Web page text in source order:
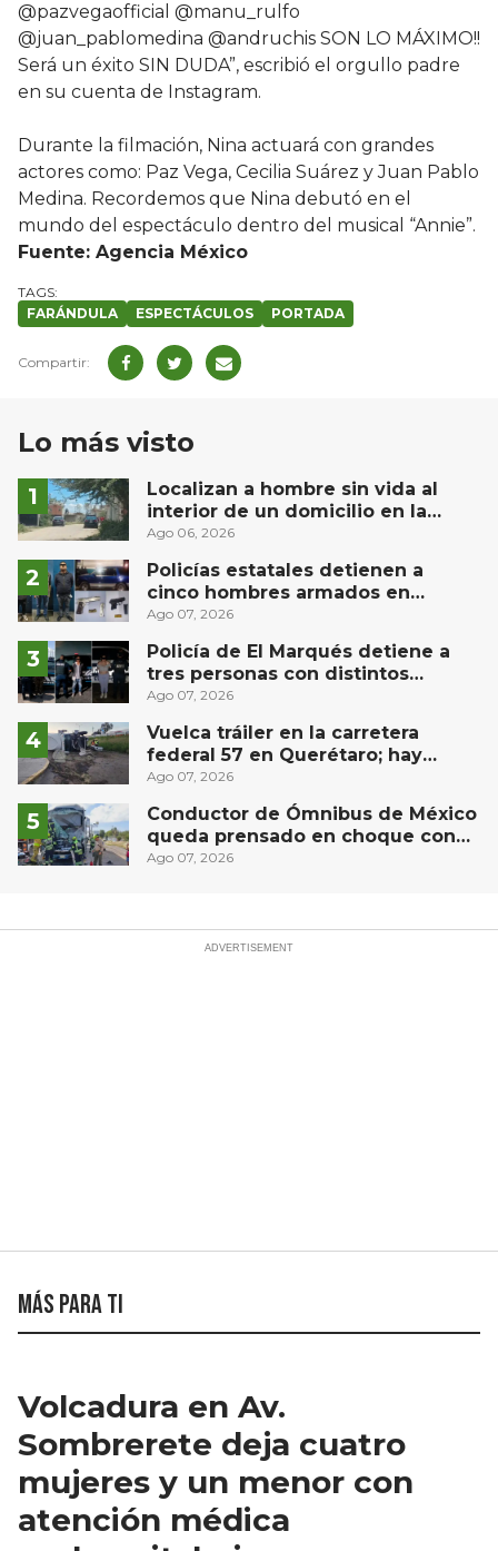
@pazvegaofficial @manu_rulfo
@juan_pablomedina @andruchis SON LO MÁXIMO!!
Será un éxito SIN DUDA”, escribió el orgullo padre
en su cuenta de Instagram.
Durante la filmación, Nina actuará con grandes
actores como: Paz Vega, Cecilia Suárez y Juan Pablo
Medina. Recordemos que Nina debutó en el
mundo del espectáculo dentro del musical “Annie”.
Fuente: Agencia México
FARÁNDULA ESPECTÁCULOS PORTADA
Lo más visto
Localizan a hombre sin vida al
interior de un domicilio en la
comunidad El Rodeo, San Juan del
Ago 06, 2026
Policías estatales detienen a
cinco hombres armados en
Puebla capital
Ago 07, 2026
Policía de El Marqués detiene a
tres personas con distintos
narcóticos
Ago 07, 2026
Vuelca tráiler en la carretera
federal 57 en Querétaro; hay
derrame de combustible
controlado, sin lesionados
Ago 07, 2026
Conductor de Ómnibus de México
queda prensado en choque con
materialista en San Juan del Río
Ago 07, 2026
Más para ti
Volcadura en Av.
Sombrerete deja cuatro
mujeres y un menor con
atención médica